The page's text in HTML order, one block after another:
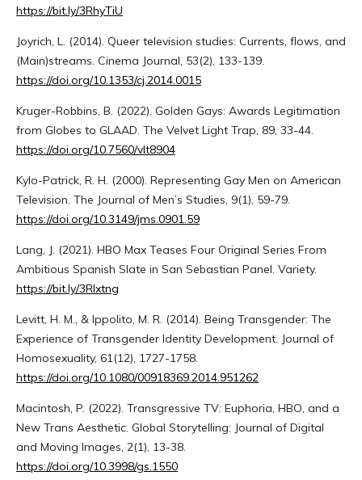
https://bit.ly/3RhyTiU
Joyrich, L. (2014). Queer television studies: Currents, flows, and
(Main)streams. Cinema Journal, 53(2), 133-139.
https://doi.org/10.1353/cj.2014.0015
Kruger-Robbins, B. (2022). Golden Gays: Awards Legitimation
from Globes to GLAAD. The Velvet Light Trap, 89, 33-44.
https://doi.org/10.7560/vlt8904
Kylo-Patrick, R. H. (2000). Representing Gay Men on American
Television. The Journal of Men’s Studies, 9(1), 59-79.
https://doi.org/10.3149/jms.0901.59
Lang, J. (2021). HBO Max Teases Four Original Series From
Ambitious Spanish Slate in San Sebastian Panel. Variety.
https://bit.ly/3Rlxtng
Levitt, H. M., & Ippolito, M. R. (2014). Being Transgender: The
Experience of Transgender Identity Development. Journal of
Homosexuality, 61(12), 1727-1758.
https://doi.org/10.1080/00918369.2014.951262
Macintosh, P. (2022). Transgressive TV: Euphoria, HBO, and a
New Trans Aesthetic. Global Storytelling: Journal of Digital
and Moving Images, 2(1), 13-38.
https://doi.org/10.3998/gs.1550